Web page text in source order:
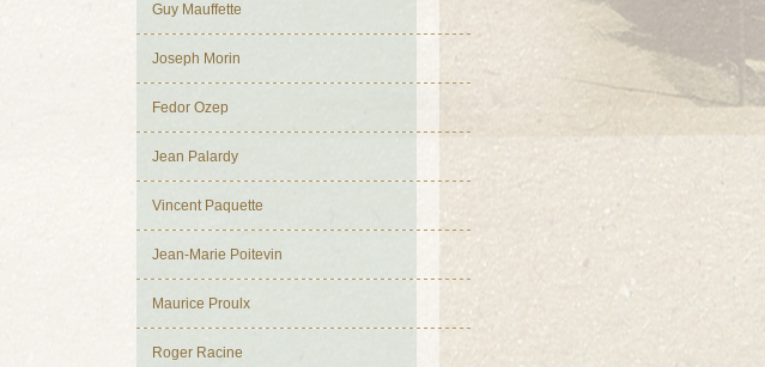
Guy Mauffette
Joseph Morin
Fedor Ozep
Jean Palardy
Vincent Paquette
Jean-Marie Poitevin
Maurice Proulx
Roger Racine